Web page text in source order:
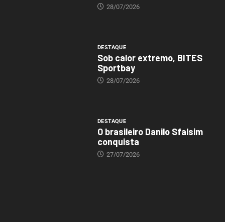
28/07/2026
DESTAQUE
Sob calor extremo, BITES
Sportbay
28/07/2026
DESTAQUE
O brasileiro Danilo Sfalsim
conquista
27/07/2026